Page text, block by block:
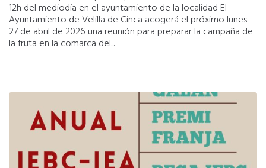
12h del mediodía en el ayuntamiento de la localidad El
Ayuntamiento de Velilla de Cinca acogerá el próximo lunes
27 de abril de 2026 una reunión para preparar la campaña de
la fruta en la comarca del...